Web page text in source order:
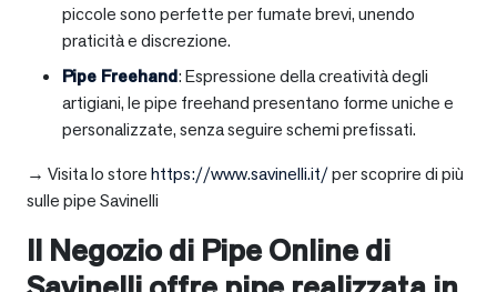
piccole sono perfette per fumate brevi, unendo
praticità e discrezione.
Pipe Freehand: Espressione della creatività degli
artigiani, le pipe freehand presentano forme uniche e
personalizzate, senza seguire schemi prefissati.
→ Visita lo storehttps://www.savinelli.it/per scoprire di più
sulle pipe Savinelli
Il Negozio di Pipe Online di